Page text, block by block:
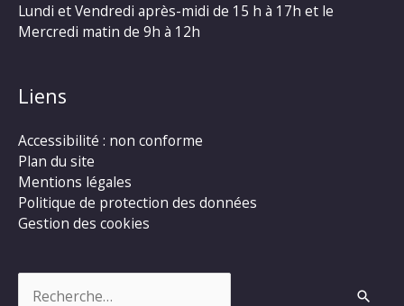
Lundi et Vendredi après-midi de 15 h à 17h et le
Mercredi matin de 9h à 12h
Liens
Accessibilité : non conforme
Plan du site
Mentions légales
Politique de protection des données
Gestion des cookies